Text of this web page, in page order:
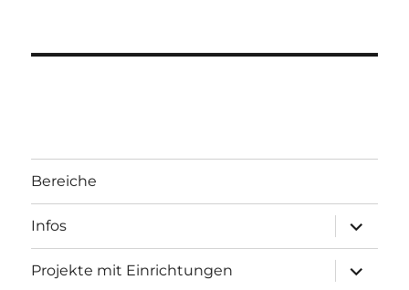
Bereiche
Infos
öffnen
Projekte mit Einrichtungen
öffnen